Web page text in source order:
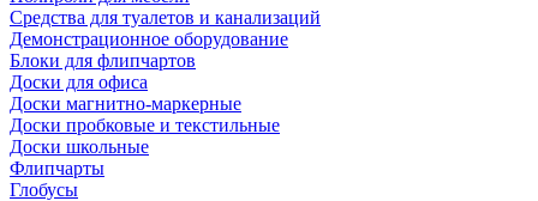
Средства для туалетов и канализаций
Демонстрационное оборудование
Блоки для флипчартов
Доски для офиса
Доски магнитно-маркерные
Доски пробковые и текстильные
Доски школьные
Флипчарты
Глобусы